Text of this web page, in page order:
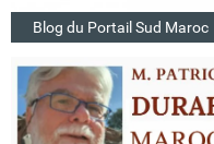
Blog du Portail Sud Maroc